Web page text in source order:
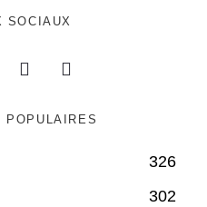
SOCIAUX
POPULAIRES
326
302